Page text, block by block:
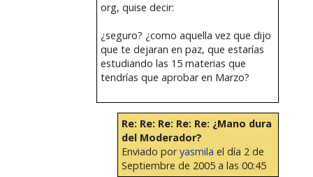
org, quise decir:
¿seguro? ¿como aquella vez que dijo
que te dejaran en paz, que estarías
estudiando las 15 materias que
tendrías que aprobar en Marzo?
Re: Re: Re: Re: Re: ¿Mano dura
del Moderador?
Enviado poryasmila el día 2 de
Septiembre de 2005 a las 00:45